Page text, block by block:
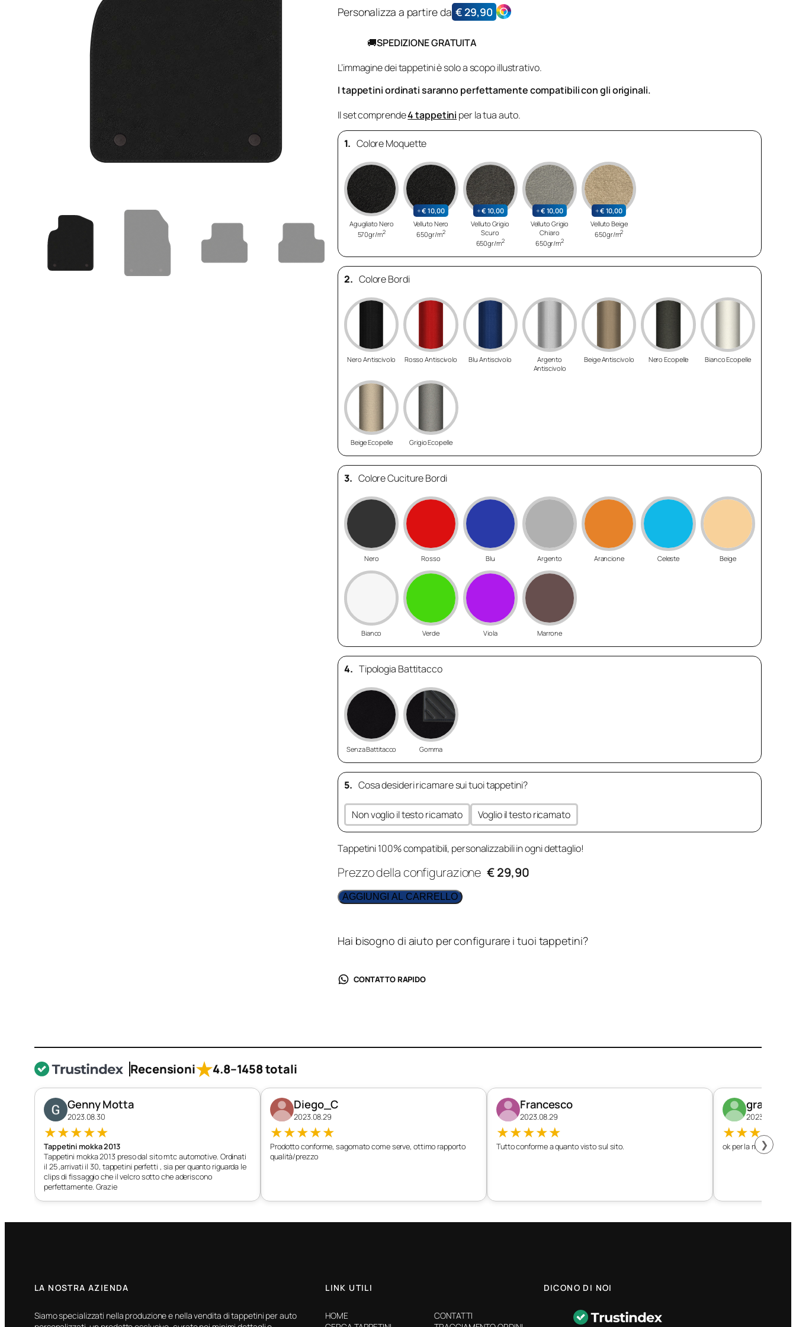
Personalizza a partire da € 29,90
🚚SPEDIZIONE GRATUITA
L’immagine dei tappetini è solo a scopo illustrativo.
I tappetini ordinati saranno perfettamente compatibili con gli originali.
Il set comprende4 tappetini per la tua auto.
1. Colore Moquette
Agugliato Nero
570gr/m2
+€ 10,00
Velluto Nero
650gr/m2
+€ 10,00
Velluto Grigio
Scuro
650gr/m2
+€ 10,00
Velluto Grigio
Chiaro
650gr/m2
+€ 10,00
Velluto Beige
650gr/m2
2. Colore Bordi
Nero Antiscivolo Rosso Antiscivolo Blu Antiscivolo
Argento
Antiscivolo
Beige Antiscivolo Nero Ecopelle Bianco Ecopelle
Beige Ecopelle Grigio Ecopelle
3. Colore Cuciture Bordi
Nero Rosso Blu Argento Arancione Celeste Beige
Bianco Verde Viola Marrone
4. Tipologia Battitacco
Senza Battitacco Gomma
5. Cosa desideri ricamare sui tuoi tappetini?
Non voglio il testo ricamato Voglio il testo ricamato
Tappetini 100% compatibili, personalizzabili in ogni dettaglio!
Prezzo della configurazione € 29,90
AGGIUNGI AL CARRELLO
Hai bisogno di aiuto per configurare i tuoi tappetini?
CONTATTO RAPIDO
Recensioni★4.8–1458 totali
Genny Motta
2023.08.30
★★★★★
Tappetini mokka 2013
Tappetini mokka 2013 preso dal sito mtc automotive. Ordinati
il 25 ,arrivati il 30, tappetini perfetti , sia per quanto riguarda le
clips di fissaggio che il velcro sotto che aderiscono
perfettamente. Grazie
Diego_C
2023.08.29
★★★★★
Prodotto conforme, sagomato come serve, ottimo rapporto
qualità/prezzo
Francesco
2023.08.29
★★★★★
Tutto conforme a quanto visto sul sito.
graziano
2023.08.26
★★★★
ok per la mia vettura
❯
LA NOSTRA AZIENDA
Siamo specializzati nella produzione e nella vendita di tappetini per auto
LINK UTILI
HOME
CONTATTI
DICONO DI NOI